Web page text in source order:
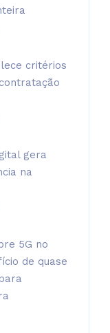
critérios
gera
na
5G no
de quase